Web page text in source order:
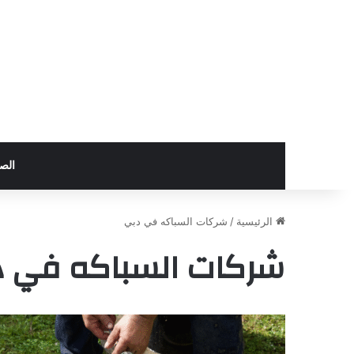
الرئيسية / شركات السباكه في دبي
شركات السباكه